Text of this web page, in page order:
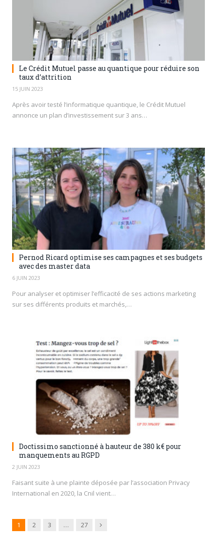
Le Crédit Mutuel passe au quantique pour réduire son
taux d’attrition
15 JUIN 2023
Après avoir testé l’informatique quantique, le Crédit Mutuel
annonce un plan d’investissement sur 3 ans…
Pernod Ricard optimise ses campagnes et ses budgets
avec des master data
6 JUIN 2023
Pour analyser et optimiser l’efficacité de ses actions marketing
sur ses différents produits et marchés,…
Doctissimo sanctionné à hauteur de 380 k€ pour
manquements au RGPD
2 JUIN 2023
Faisant suite à une plainte déposée par l’association Privacy
International en 2020, la Cnil vient…
1 2 3 … 27 Next